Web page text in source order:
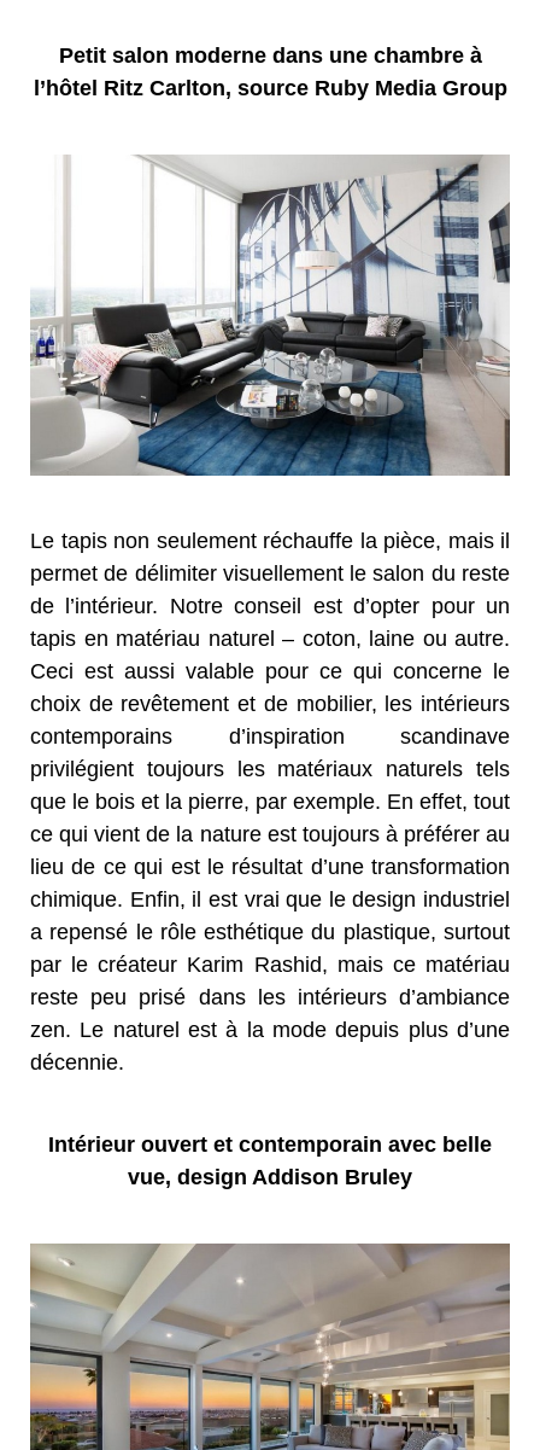
Petit salon moderne dans une chambre à
l’hôtel Ritz Carlton, source Ruby Media Group
Le tapis non seulement réchauffe la pièce, mais il
permet de délimiter visuellement le salon du reste
de l’intérieur. Notre conseil est d’opter pour un
tapis en matériau naturel – coton, laine ou autre.
Ceci est aussi valable pour ce qui concerne le
choix de revêtement et de mobilier, les intérieurs
contemporains d’inspiration scandinave
privilégient toujours les matériaux naturels tels
que le bois et la pierre, par exemple. En effet, tout
ce qui vient de la nature est toujours à préférer au
lieu de ce qui est le résultat d’une transformation
chimique. Enfin, il est vrai que le design industriel
a repensé le rôle esthétique du plastique, surtout
par le créateur Karim Rashid, mais ce matériau
reste peu prisé dans les intérieurs d’ambiance
zen. Le naturel est à la mode depuis plus d’une
décennie.
Intérieur ouvert et contemporain avec belle
vue, design Addison Bruley